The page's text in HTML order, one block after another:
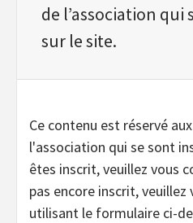
de l’association qui
sur le site.
Ce contenu est réservé
l'association qui se sont
êtes inscrit, veuillez vous
pas encore inscrit,
utilisant le formulaire ci-